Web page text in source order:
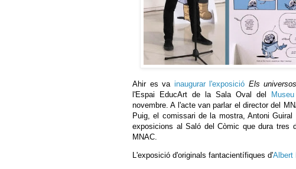
Ahir es va inaugurar l'exposició Els
l'Espai
EducArt de la Sala Oval del
novembre. A l'acte van parlar el director del
Puig, el comissari de la mostra, Antoni
exposicions al Saló del Còmic que dura tres
MNAC.
L'exposició d'originals fantacientífiques d'Albert